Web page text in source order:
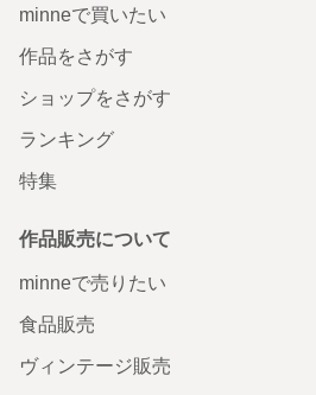
minneで買いたい
作品をさがす
ショップをさがす
ランキング
特集
作品販売について
minneで売りたい
食品販売
ヴィンテージ販売